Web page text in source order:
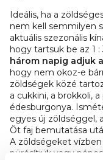
Ideális, ha a
nem kell semmilyen
aktuális szezonális
hogy tartsuk be az 1
három napig adjuk
hogy nem okoz-e
zöldségek közé
a cukkini, a brokkoli,
édesburgonya.
egyes új zöldséggel,
Öt faj bemutatása
A zöldségeket
pürésítjük vagy